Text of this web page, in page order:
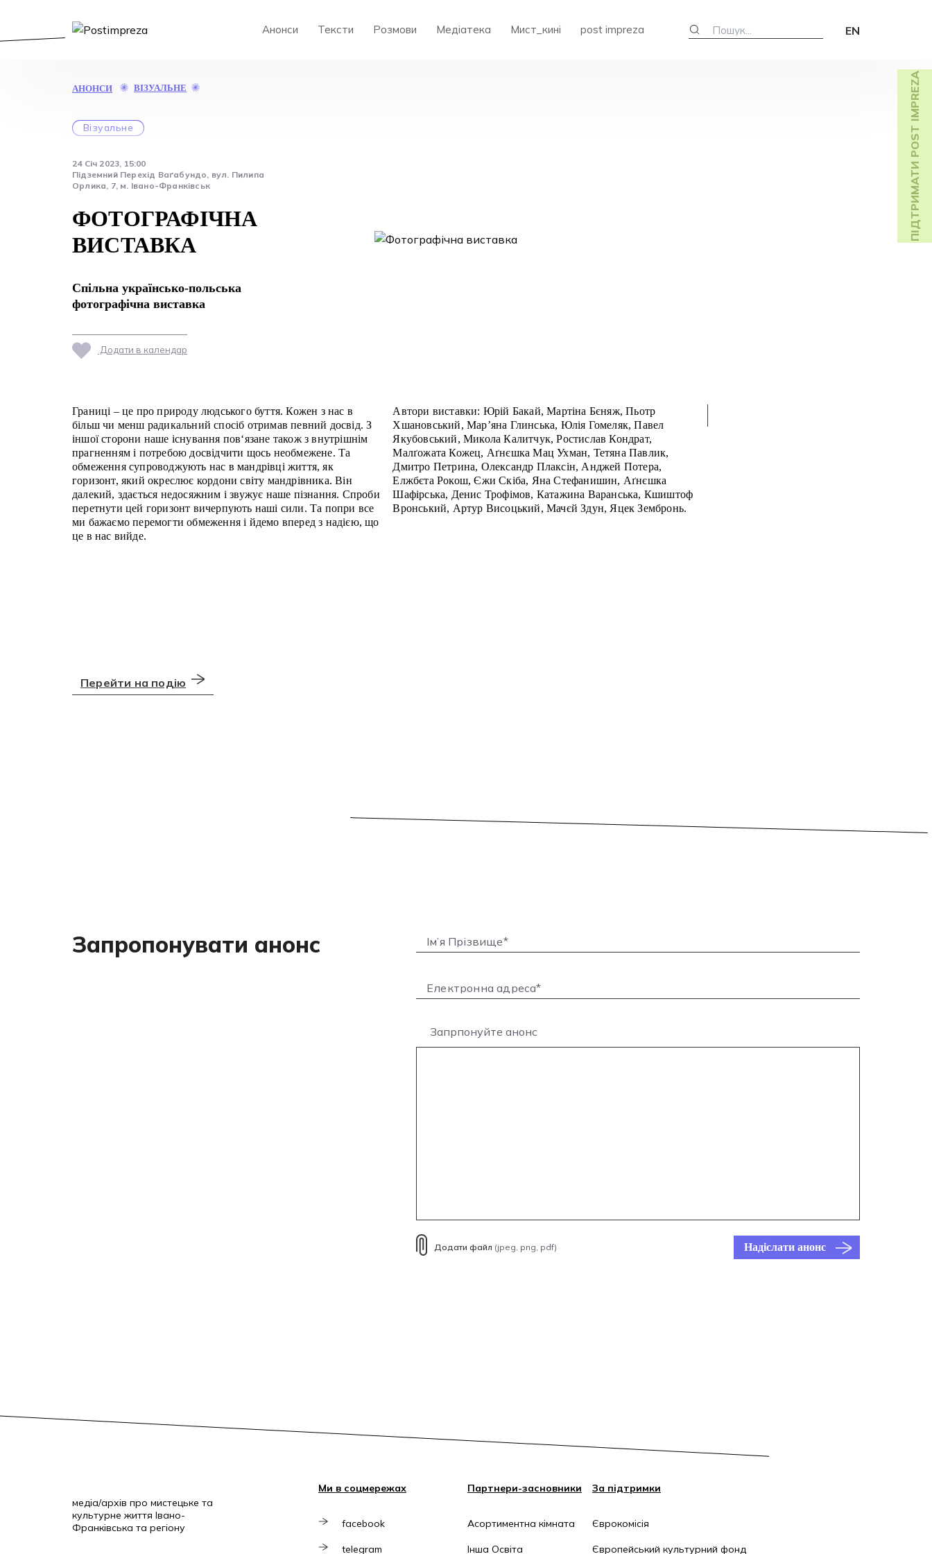
Анонси Тексти Розмови Медіатека Мист_кині post impreza EN
ПІДТРИМАТИ POST IMPREZA
АНОНСИ ВІЗУАЛЬНЕ
Візуальне
24 Січ 2023, 15:00
Підземний Перехід Ваґабундо, вул. Пилипа
Орлика, 7, м. Івано-Франківськ
ФОТОГРАФІЧНА
ВИСТАВКА
Спільна українсько-польська
фотографічна виставка
Додати в календар
Границі – це про природу людського буття. Кожен з нас в
більш чи менш радикальний спосіб отримав певний досвід. З
іншої сторони наше існування пов‘язане також з внутрішнім
прагненням і потребою досвідчити щось необмежене. Та
обмеження супроводжують нас в мандрівці життя, як
горизонт, який окреслює кордони світу мандрівника. Він
далекий, здається недосяжним і звужує наше пізнання. Спроби
перетнути цей горизонт вичерпують наші сили. Та попри все
ми бажаємо перемогти обмеження і йдемо вперед з надією, що
це в нас вийде.
Автори виставки: Юрій Бакай, Мартіна Бєняж, Пьотр
Хшановський, Мар’яна Глинська, Юлія Гомеляк, Павел
Якубовський, Микола Калитчук, Ростислав Кондрат,
Малґожата Кожец, Аґнєшка Мац Ухман, Тетяна Павлик,
Дмитро Петрина, Олександр Плаксін, Анджей Потера,
Елжбєта Рокош, Єжи Скіба, Яна Стефанишин, Аґнєшка
Шафірська, Денис Трофімов, Катажина Варанська, Кшиштоф
Вронський, Артур Висоцький, Мачєй Здун, Яцек Зембронь.
Перейти на подію
Запропонувати анонс
Запрпонуйте анонс
Додати файл (jpeg, png, pdf) Надіслати анонс
медіа/архів про мистецьке та
культурне життя Івано-
Франківська та регіону
Ми в соцмережах
facebook
telegram
Партнери-засновники
Асортиментна кімната
Інша Освіта
За підтримки
Єврокомісія
Європейський культурний фонд